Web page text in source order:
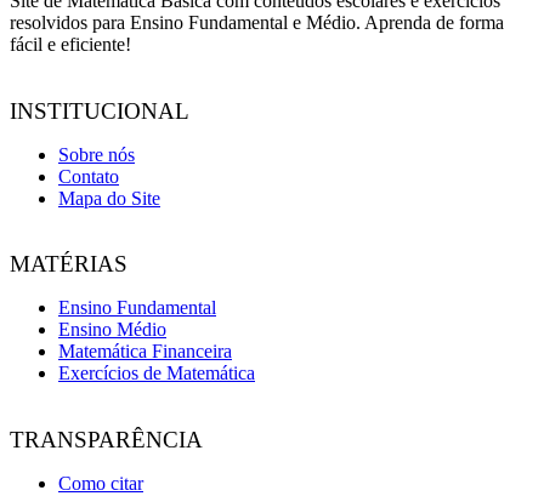
resolvidos para Ensino Fundamental e Médio. Aprenda de forma
fácil e eficiente!
INSTITUCIONAL
Sobre nós
Contato
Mapa do Site
MATÉRIAS
Ensino Fundamental
Ensino Médio
Matemática Financeira
Exercícios de Matemática
TRANSPARÊNCIA
Como citar